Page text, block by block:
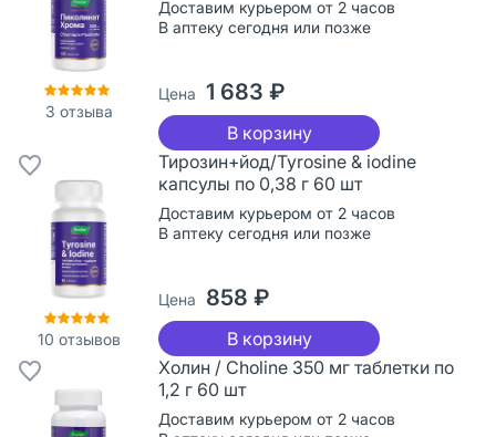
3 отзыва
Доставим курьером от 2 часов
В аптеку сегодня или позже
Цена 1 683 ₽
В корзину
10 отзывов
Тирозин+йод/Tyrosine & iodine
капсулы по 0,38 г 60 шт
Доставим курьером от 2 часов
В аптеку сегодня или позже
Цена 858 ₽
В корзину
Холин / Choline 350 мг таблетки по
1,2 г 60 шт
Доставим курьером от 2 часов